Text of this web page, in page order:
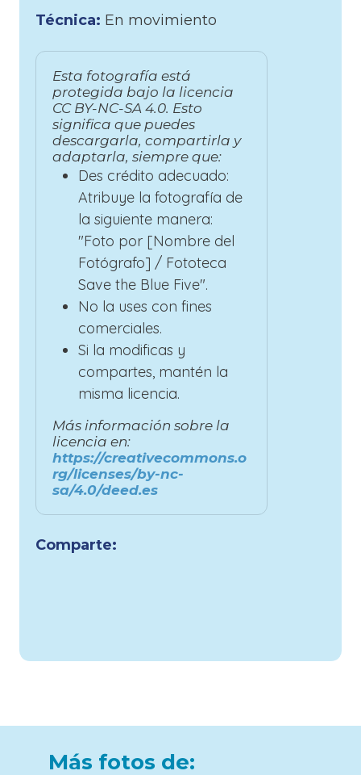
Técnica: En movimiento
Esta fotografía está
protegida bajo la licencia
CC BY-NC-SA 4.0. Esto
significa que puedes
descargarla, compartirla y
adaptarla, siempre que:
Des crédito adecuado:
Atribuye la fotografía de
la siguiente manera:
"Foto por [Nombre del
Fotógrafo] / Fototeca
Save the Blue Five".
No la uses con fines
comerciales.
Si la modificas y
compartes, mantén la
misma licencia.
Más información sobre la
licencia en:
https://creativecommons.o
rg/licenses/by-nc-
sa/4.0/deed.es
Comparte:
Más fotos de: